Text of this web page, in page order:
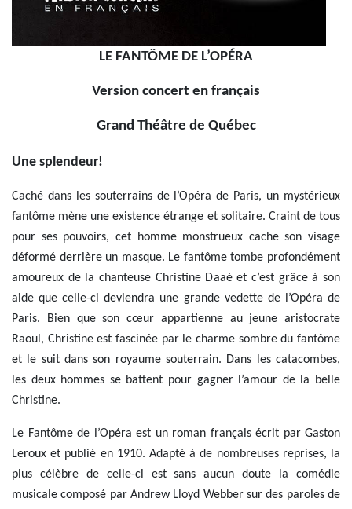
LE FANTÔME DE L’OPÉRA
Version concert en français
Grand Théâtre de Québec
Une splendeur!
Caché dans les souterrains de l’Opéra de Paris, un mystérieux
fantôme mène une existence étrange et solitaire. Craint de tous
pour ses pouvoirs, cet homme monstrueux cache son visage
déformé derrière un masque. Le fantôme tombe profondément
amoureux de la chanteuse Christine Daaé et c’est grâce à son
aide que celle-ci deviendra une grande vedette de l’Opéra de
Paris. Bien que son cœur appartienne au jeune aristocrate
Raoul, Christine est fascinée par le charme sombre du fantôme
et le suit dans son royaume souterrain. Dans les catacombes,
les deux hommes se battent pour gagner l’amour de la belle
Christine.
Le Fantôme de l’Opéra est un roman français écrit par Gaston
Leroux et publié en 1910. Adapté à de nombreuses reprises, la
plus célèbre de celle-ci est sans aucun doute la comédie
musicale composé par Andrew Lloyd Webber sur des paroles de